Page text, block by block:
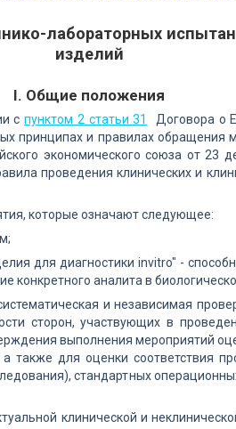
лабораторных
изделий
I. Общие положения
спунктом 2 статьи 31
Договора о
принципах и правилах обращения
экономического союза от 23
проведения клинических и
которые означают следующее:
для диагностики invitro" -
конкретного аналита в
и независимая
сторон, участвующих в
выполнения мероприятий
также для оценки соответствия
стандартных
клинической и